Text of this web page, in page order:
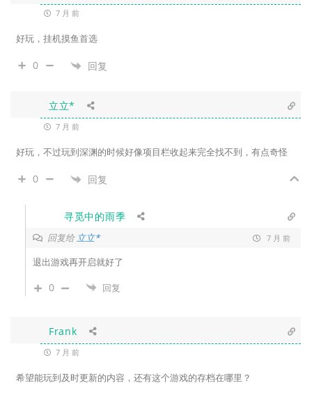
7 月 前
好玩，挂机摸鱼首选
0 回复
立立*
7 月 前
好玩，不过玩到深渊的时候好像项目栏收起来完全找不到，有点奇怪
0 回复
寻觅中的雨季
回复给 立立* 7 月 前
退出游戏再开启就好了
0 回复
Frank
7 月 前
希望能玩到及时更新的内容，还有这个游戏的存档在哪里？